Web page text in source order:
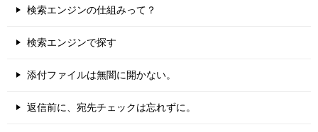
検索エンジンの仕組みって？
検索エンジンで探す
添付ファイルは無闇に開かない。
返信前に、宛先チェックは忘れずに。